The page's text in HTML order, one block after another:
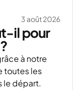
3 août 2026
il pour
à notre
toutes les
le départ.